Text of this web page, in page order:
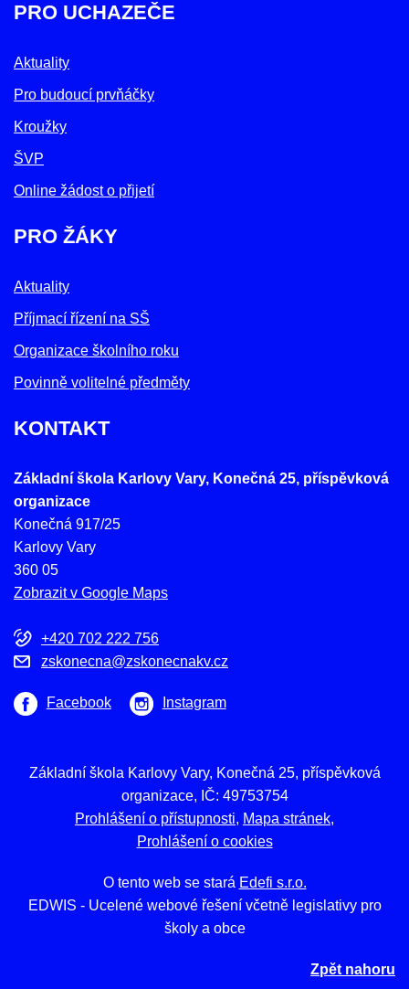
PRO UCHAZEČE
Aktuality
Pro budoucí prvňáčky
Kroužky
ŠVP
Online žádost o přijetí
PRO ŽÁKY
Aktuality
Příjmací řízení na SŠ
Organizace školního roku
Povinně volitelné předměty
KONTAKT
Základní škola Karlovy Vary, Konečná 25, příspěvková
organizace
Konečná 917/25
Karlovy Vary
360 05
Zobrazit v Google Maps
+420 702 222 756
zskonecna@zskonecnakv.cz
Facebook Instagram
Základní škola Karlovy Vary, Konečná 25, příspěvková
organizace, IČ: 49753754
Prohlášení o přístupnosti
Mapa stránek
Prohlášení o cookies
O tento web se stará Edefi s.r.o.
EDWIS - Ucelené webové řešení včetně legislativy pro
školy a obce
Zpět nahoru